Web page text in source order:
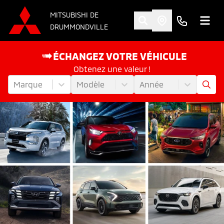
MITSUBISHI DE
DRUMMONDVILLE
ÉCHANGEZ VOTRE VÉHICULE
Obtenez une valeur !
Marque
Modèle Année